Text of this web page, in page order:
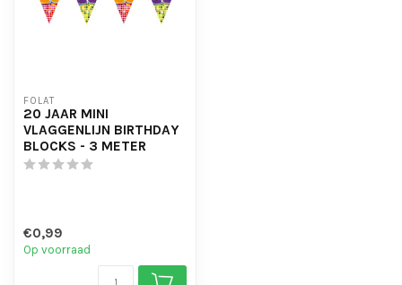
FOLAT
20 JAAR MINI
VLAGGENLIJN BIRTHDAY
BLOCKS - 3 METER
€0,99
Op voorraad